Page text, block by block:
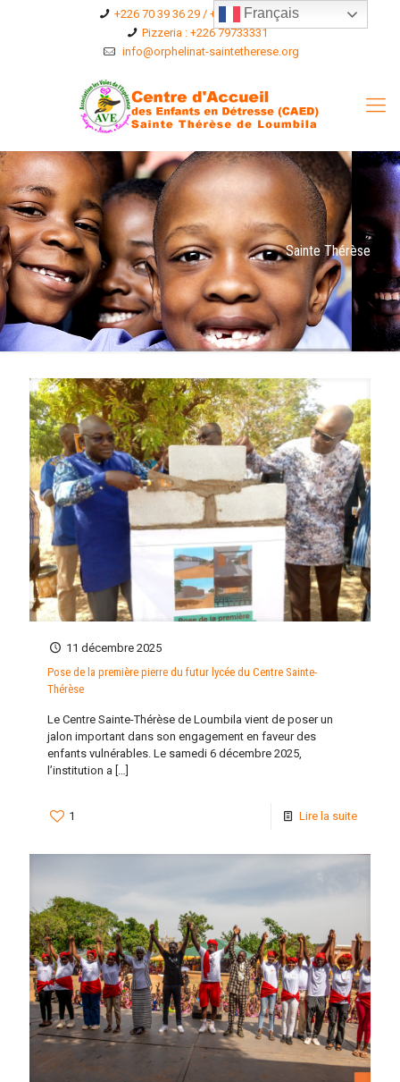
+226 70 39 36 29 / +226 75 36 96 76
Pizzeria : +226 79733331
info@orphelinat-saintetherese.org
Sainte Thérèse
11 décembre 2025
Pose de la première pierre du futur lycée du Centre Sainte-
Thérèse
Le Centre Sainte-Thérèse de Loumbila vient de poser un
jalon important dans son engagement en faveur des
enfants vulnérables. Le samedi 6 décembre 2025,
l’institution a […]
1 Lire la suite
Français